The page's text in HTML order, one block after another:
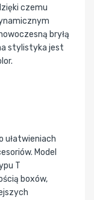
czemu
bryłą
stylistyka jest
ułatwieniach
Model
T
boxów,